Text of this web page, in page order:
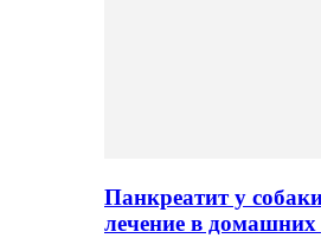
Панкреатит у
лечение в домашних